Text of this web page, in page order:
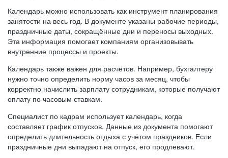
Календарь можно использовать как инструмент планирования
занятости на весь год. В документе указаны рабочие периоды,
праздничные даты, сокращённые дни и переносы выходных.
Эта информация помогает компаниям организовывать
внутренние процессы и проекты.
Календарь также важен для расчётов. Например, бухгалтеру
нужно точно определить норму часов за месяц, чтобы
корректно начислить зарплату сотрудникам, которые получают
оплату по часовым ставкам.
Специалист по кадрам использует календарь, когда
составляет график отпусков. Данные из документа помогают
определить длительность отдыха с учётом праздников. Если
праздничные дни выпадают на отпуск, его продлевают.